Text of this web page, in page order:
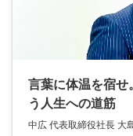
言葉に体温を宿せ
う人生への道筋
中広 代表取締役社長 大